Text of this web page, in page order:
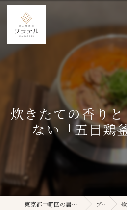
炊きたての香り
ない「五目鶏
東京都中野区の居酒屋ならワラテル ブログ 炊